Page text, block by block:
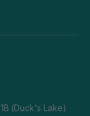
(Duck's Lake)